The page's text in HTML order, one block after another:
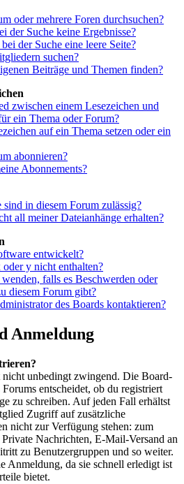
oder mehrere Foren durchsuchen?
der Suche keine Ergebnisse?
der Suche eine leere Seite?
suchen?
Beiträge und Themen finden?
zwischen einem Lesezeichen und
ein Thema oder Forum?
auf ein Thema setzen oder ein
abonnieren?
Abonnements?
sind in diesem Forum zulässig?
all meiner Dateianhänge erhalten?
entwickelt?
y nicht enthalten?
falls es Beschwerden oder
diesem Forum gibt?
des Boards kontaktieren?
Anmeldung
unbedingt zwingend. Die Board-
entscheidet, ob du registriert
zu schreiben. Auf jeden Fall erhältst
Zugriff auf zusätzliche
nicht zur Verfügung stehen: zum
Nachrichten, E-Mail-Versand an
zu Benutzergruppen und so weiter.
Anmeldung, da sie schnell erledigt ist
bietet.